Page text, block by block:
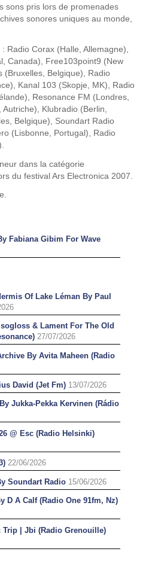
sons pris lors de promenades
sonores uniques au monde,
Radio Corax (Halle, Allemagne),
Canada), Free103point9 (New
(Bruxelles, Belgique), Radio
Kanal 103 (Skopje, MK), Radio
Resonance FM (Londres,
Klubradio (Berlin,
Belgique), Soundart Radio
(Lisbonne, Portugal), Radio
dans la catégorie
du festival Ars Electronica 2007.
Fabiana Gibim For Wave
Of Lake Léman By Paul
& Lament For The Old
27/07/2026
By Avita Maheen (Radio
David (Jet Fm) 13/07/2026
Jukka-Pekka Kervinen (Rádio
@ Esc (Radio Helsinki)
22/06/2026
Soundart Radio 15/06/2026
D A Calf (Radio One 91fm, Nz)
Trip | Jbi (Radio Grenouille)